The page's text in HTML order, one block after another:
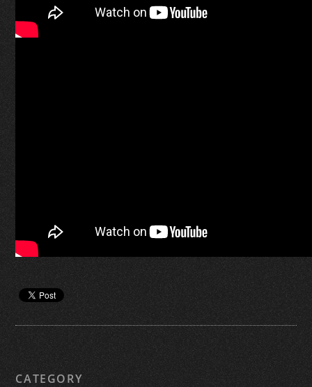
CATEGORY